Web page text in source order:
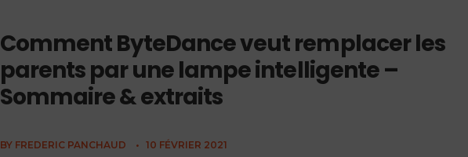
Comment ByteDance veut remplacer les
parents par une lampe intelligente –
Sommaire & extraits
BY FREDERIC PANCHAUD • 10 FÉVRIER 2021